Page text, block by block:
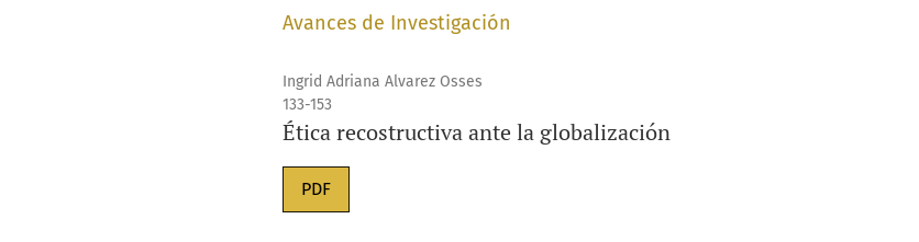
Avances de Investigación
Ingrid Adriana Alvarez Osses
133-153
Ética recostructiva ante la globalización
PDF